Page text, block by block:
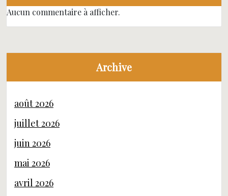
Aucun commentaire à afficher.
Archive
août 2026
juillet 2026
juin 2026
mai 2026
avril 2026